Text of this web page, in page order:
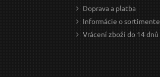
Doprava a platba
Informácie o sortimente
Vrácení zboží do 14 dnů